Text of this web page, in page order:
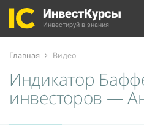
ИнвестКурсы
Инвестируй в знания
Главная Видео
Индикатор
инвесторов —